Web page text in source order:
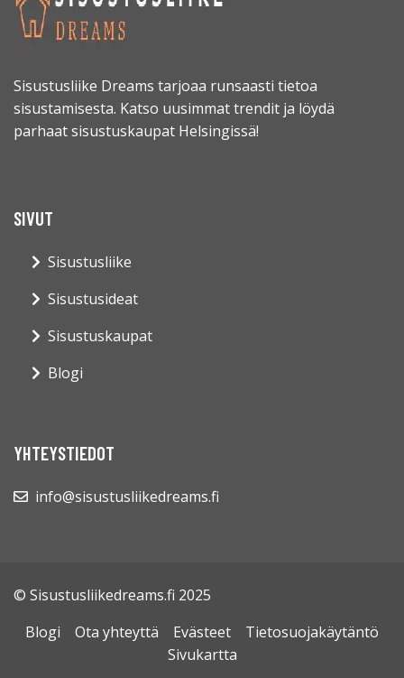
Sisustusliike Dreams tarjoaa runsaasti tietoa
sisustamisesta. Katso uusimmat trendit ja löydä
parhaat sisustuskaupat Helsingissä!
SIVUT
Sisustusliike
Sisustusideat
Sisustuskaupat
Blogi
YHTEYSTIEDOT
info@sisustusliikedreams.fi
© Sisustusliikedreams.fi 2025
Blogi
Ota yhteyttä Evästeet
Tietosuojakäytäntö
Sivukartta